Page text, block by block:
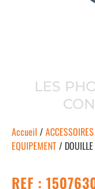
LES
Accueil /ACCESSOIRES
EQUIPEMENT/
REF :